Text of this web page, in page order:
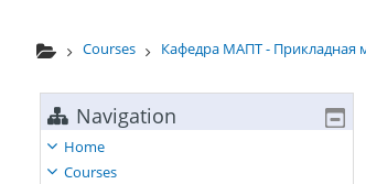
Courses Кафедра МАПТ - Прикладная
Navigation
Home
Courses